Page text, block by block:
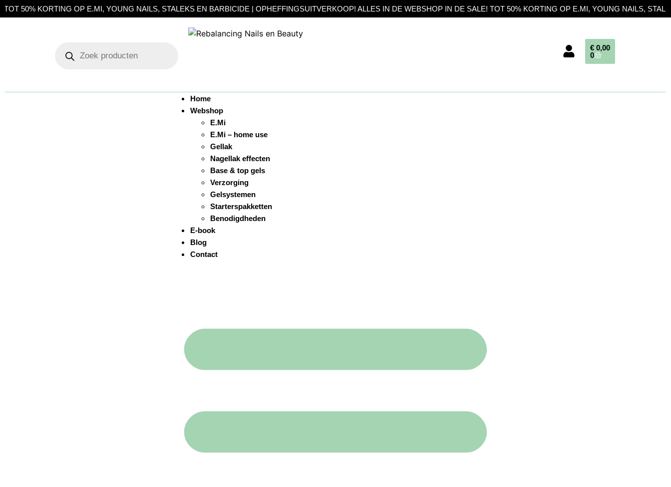
OP E.MI, YOUNG NAILS, STALEKS EN BARBICIDE | OPHEFFINGSUITVERKOOP! ALLES IN DE WEBSHOP IN DE SALE! TOT 50% KORTING OP E.MI, YOUNG NAILS, STALEKS EN
€0,00
0
Home
Webshop
E.Mi
E.Mi – home use
Gellak
Nagellak effecten
Base & top gels
Verzorging
Gelsystemen
Starterspakketten
Benodigdheden
E-book
Blog
Contact